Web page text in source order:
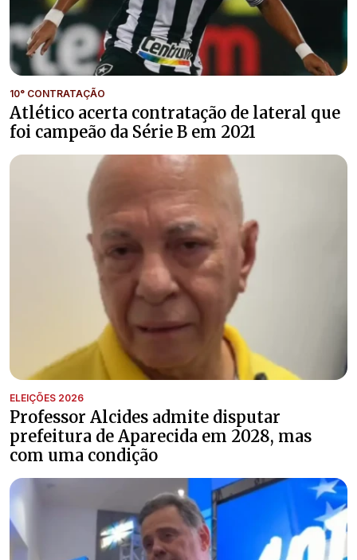
10° CONTRATAÇÃO
Atlético acerta contratação de lateral que
foi campeão da Série B em 2021
ELEIÇÕES 2026
Professor Alcides admite disputar
prefeitura de Aparecida em 2028, mas
com uma condição